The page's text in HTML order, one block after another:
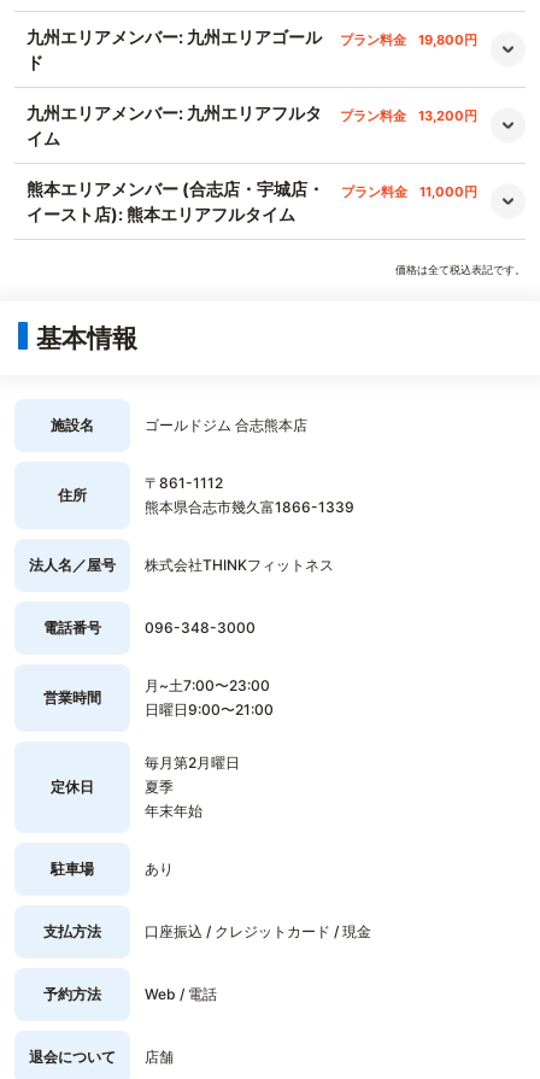
九州エリアメンバー: 九州エリアゴール
ド
プラン料金 19,800円
九州エリアメンバー: 九州エリアフルタ
イム
プラン料金 13,200円
熊本エリアメンバー (合志店・宇城店・
イースト店): 熊本エリアフルタイム
プラン料金 11,000円
価格は全て税込表記です。
基本情報
施設名 ゴールドジム 合志熊本店
住所
〒861-1112
熊本県合志市幾久富1866-1339
法人名／屋号 株式会社THINKフィットネス
電話番号 096-348-3000
営業時間
月~土7:00〜23:00
日曜日9:00〜21:00
定休日
毎月第2月曜日
夏季
年末年始
駐車場 あり
支払方法 口座振込 / クレジットカード / 現金
予約方法 Web / 電話
退会について 店舗